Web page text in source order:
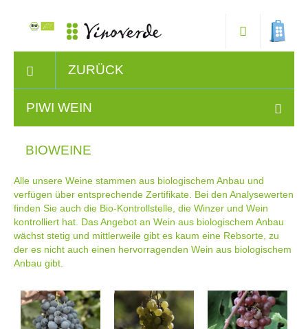
ZURÜCK
PIWI WEIN
BIOWEINE
Alle unsere Weine stammen aus biologischem Anbau und
verfügen über entsprechende Zertifikate. Bei den Analysewerten
finden Sie auch die Bio-Kontrollstelle, die Winzer und Wein
kontrolliert hat. Das Angebot an Wein aus biologischem Anbau
wächst stetig und mittlerweile gibt es kaum eine Rebsorte, zu
der es nicht auch einen hervorragenden Wein aus biologischem
Anbau gibt.